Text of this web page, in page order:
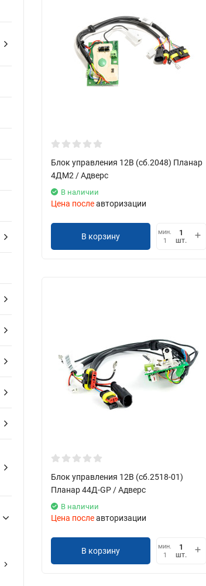
Блок управления 12В (сб.2048) Планар
4ДМ2 / Адверс
В наличии
Цена послеавторизации
В корзину
мин.
1
шт.
Блок управления 12В (сб.2518-01)
Планар 44Д-GP / Адверс
В наличии
Цена послеавторизации
В корзину
мин.
1
шт.